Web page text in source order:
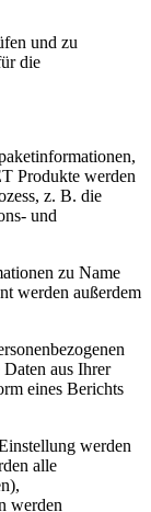
und zu
die
Produkte werden
z. B. die
und
zu Name
werden außerdem
aus Ihrer
eines Berichts
werden
alle
werden